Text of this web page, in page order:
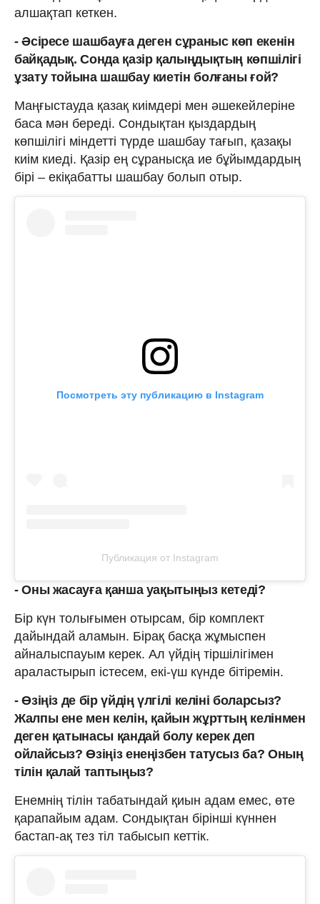
алшақтап кеткен.
- Әсіресе шашбауға деген сұраныс көп екенін
байқадық. Сонда қазір қалыңдықтың көпшілігі
ұзату тойына шашбау киетін болғаны ғой?
Маңғыстауда қазақ киімдері мен әшекейлеріне
баса мән береді. Сондықтан қыздардың
көпшілігі міндетті түрде шашбау тағып, қазақы
киім киеді. Қазір ең сұранысқа ие бұйымдардың
бірі – екіқабатты шашбау болып отыр.
Посмотреть эту публикацию в Instagram
Публикация от Instagram
- Оны жасауға қанша уақытыңыз кетеді?
Бір күн толығымен отырсам, бір комплект
дайындай аламын. Бірақ басқа жұмыспен
айналыспауым керек. Ал үйдің тіршілігімен
араластырып істесем, екі-үш күнде бітіремін.
- Өзіңіз де бір үйдің үлгілі келіні боларсыз?
Жалпы ене мен келін, қайын жұрттың келінмен
деген қатынасы қандай болу керек деп
ойлайсыз? Өзіңіз енеңізбен татусыз ба? Оның
тілін қалай таптыңыз?
Енемнің тілін табатындай қиын адам емес, өте
қарапайым адам. Сондықтан бірінші күннен
бастап-ақ тез тіл табысып кеттік.